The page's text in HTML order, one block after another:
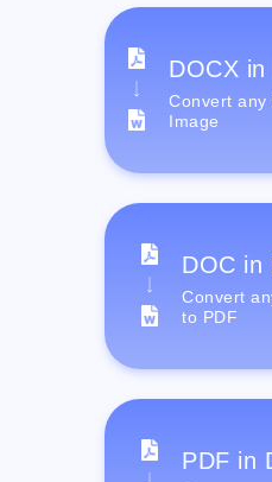
DOCX
Convert any
Image
DOC in
Convert
to PDF
PDF in